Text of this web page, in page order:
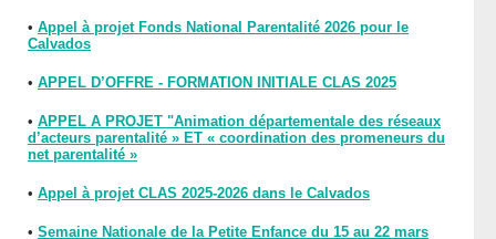
• Appel à projet Fonds National Parentalité 2026 pour le
Calvados
• APPEL D’OFFRE - FORMATION INITIALE CLAS 2025
• APPEL A PROJET "Animation départementale des réseaux
d’acteurs parentalité » ET « coordination des promeneurs du
net parentalité »
• Appel à projet CLAS 2025-2026 dans le Calvados
• Semaine Nationale de la Petite Enfance du 15 au 22 mars